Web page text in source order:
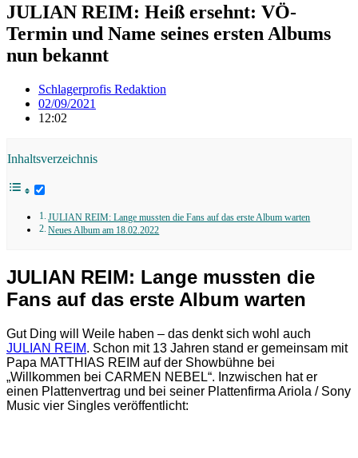
JULIAN REIM: Heiß ersehnt: VÖ-
Termin und Name seines ersten Albums
nun bekannt
Schlagerprofis Redaktion
02/09/2021
12:02
Inhaltsverzeichnis
JULIAN REIM: Lange mussten die Fans auf das erste Album warten
Neues Album am 18.02.2022
JULIAN REIM: Lange mussten die
Fans auf das erste Album warten
Gut Ding will Weile haben – das denkt sich wohl auch
JULIAN REIM. Schon mit 13 Jahren stand er gemeinsam mit
Papa MATTHIAS REIM auf der Showbühne bei
„Willkommen bei CARMEN NEBEL“. Inzwischen hat er
einen Plattenvertrag und bei seiner Plattenfirma Ariola / Sony
Music vier Singles veröffentlicht: